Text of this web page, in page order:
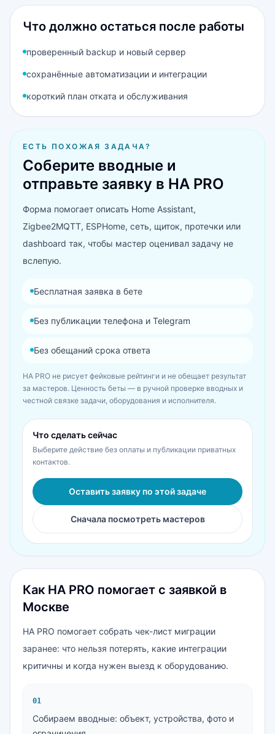
Что должно остаться после работы
проверенный backup и новый сервер
сохранённые автоматизации и интеграции
короткий план отката и обслуживания
ЕСТЬ ПОХОЖАЯ ЗАДАЧА?
Соберите вводные и
отправьте заявку в HA PRO
Форма помогает описать Home Assistant,
Zigbee2MQTT, ESPHome, сеть, щиток, протечки или
dashboard так, чтобы мастер оценивал задачу не
вслепую.
Бесплатная заявка в бете
Без публикации телефона и Telegram
Без обещаний срока ответа
HA PRO не рисует фейковые рейтинги и не обещает результат
за мастеров. Ценность беты — в ручной проверке вводных и
честной связке задачи, оборудования и исполнителя.
Что сделать сейчас
Выберите действие без оплаты и публикации приватных
контактов.
Оставить заявку по этой задаче
Сначала посмотреть мастеров
Как HA PRO помогает с заявкой в
Москве
HA PRO помогает собрать чек-лист миграции
заранее: что нельзя потерять, какие интеграции
критичны и когда нужен выезд к оборудованию.
01
Собираем вводные: объект, устройства, фото и